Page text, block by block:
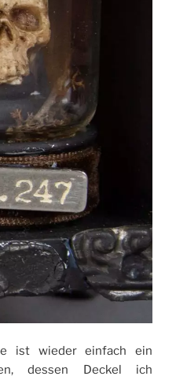
ist wieder einfach ein
dessen Deckel ich